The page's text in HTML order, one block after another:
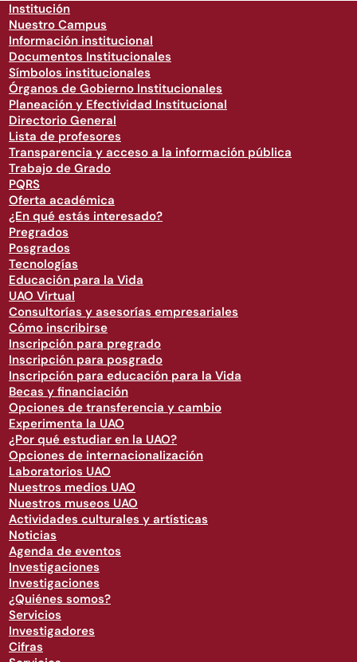
Institución
Nuestro Campus
Información institucional
Documentos Institucionales
Símbolos institucionales
Órganos de Gobierno Institucionales
Planeación y Efectividad Institucional
Directorio General
Lista de profesores
Transparencia y acceso a la información pública
Trabajo de Grado
PQRS
Oferta académica
¿En qué estás interesado?
Pregrados
Posgrados
Tecnologías
Educación para la Vida
UAO Virtual
Consultorías y asesorías empresariales
Cómo inscribirse
Inscripción para pregrado
Inscripción para posgrado
Inscripción para educación para la Vida
Becas y financiación
Opciones de transferencia y cambio
Experimenta la UAO
¿Por qué estudiar en la UAO?
Opciones de internacionalización
Laboratorios UAO
Nuestros medios UAO
Nuestros museos UAO
Actividades culturales y artísticas
Noticias
Agenda de eventos
Investigaciones
Investigaciones
¿Quiénes somos?
Servicios
Investigadores
Cifras